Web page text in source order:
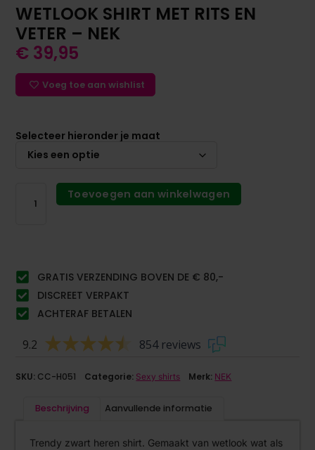
WETLOOK SHIRT MET RITS EN
VETER – NEK
€ 39,95
Voeg toe aan wishlist
Selecteer hieronder je maat
Toevoegen aan winkelwagen
GRATIS VERZENDING BOVEN DE € 80,-
DISCREET VERPAKT
ACHTERAF BETALEN
9.2 854 reviews
SKU: CC-H051 Categorie: Sexy shirts Merk: NEK
Beschrijving Aanvullende informatie
Trendy zwart heren shirt. Gemaakt van wetlook wat als